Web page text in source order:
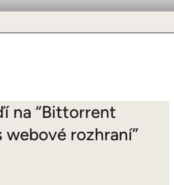
na “Bittorrent
webové rozhraní”